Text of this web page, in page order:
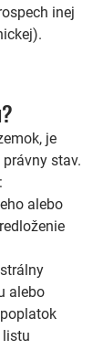
inej
je
stav.
alebo
alebo
listu